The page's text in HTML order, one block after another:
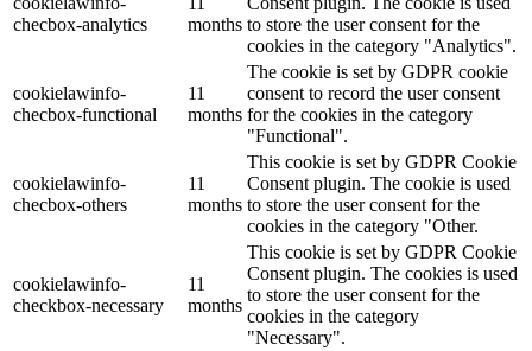
checbox-analytics
months to store the user consent for the
cookies in the category "Analytics".
cookielawinfo-
checbox-functional
11
months
The cookie is set by GDPR cookie
consent to record the user consent
for the cookies in the category
"Functional".
cookielawinfo-
checbox-others
11
months
This cookie is set by GDPR Cookie
Consent plugin. The cookie is used
to store the user consent for the
cookies in the category "Other.
cookielawinfo-
checkbox-necessary
11
months
This cookie is set by GDPR Cookie
Consent plugin. The cookies is used
to store the user consent for the
cookies in the category
"Necessary".